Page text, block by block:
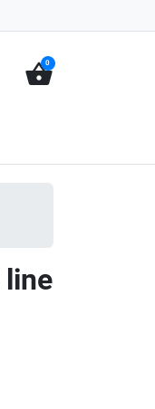
shopping_basket
0
line